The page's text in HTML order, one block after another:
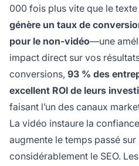
000 fois plus vite que le texte
génère un taux de
pour le non-vidéo—une
impact direct sur vos
conversions, 93 % des
excellent ROI de leurs
faisant l’un des canaux
La vidéo instaure la
augmente le temps passé
considérablement le SEO.